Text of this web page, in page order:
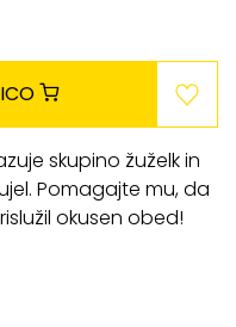
skupino žuželk in
Pomagajte mu, da
okusen obed!